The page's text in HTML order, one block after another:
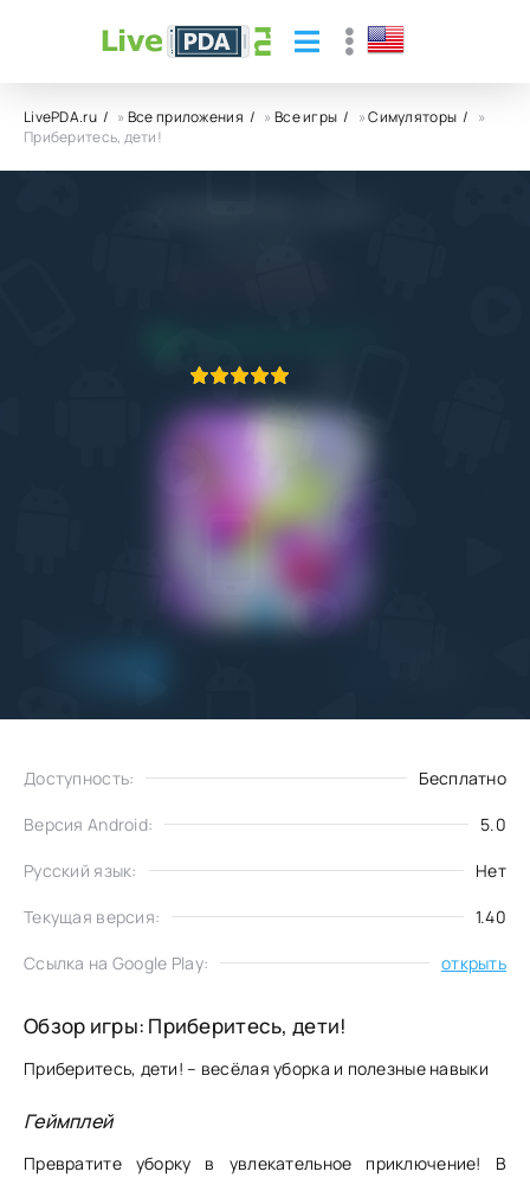
LivePDA.ru »Все приложения »Все игры »Симуляторы
»
Приберитесь, дети!
Доступность: Бесплатно
Версия Android: 5.0
Русский язык: Нет
Текущая версия: 1.40
Ссылка на Google Play: открыть
Обзор игры: Приберитесь, дети!
Приберитесь, дети! – весёлая уборка и полезные навыки
Геймплей
Превратите уборку в увлекательное приключение! В